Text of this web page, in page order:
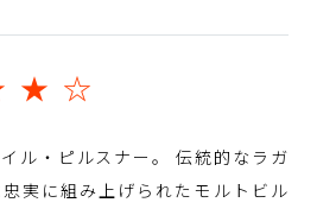
ル・ピルスナー。 伝統的なラガ
実に組み上げられたモルトビル